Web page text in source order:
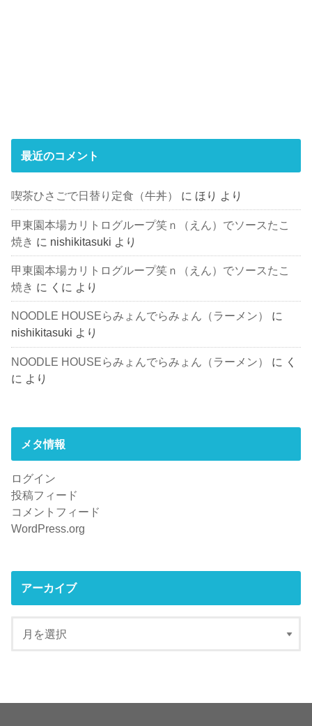
最近のコメント
喫茶ひさごで日替り定食（牛丼） に ほり より
甲東園本場カリトログループ笑ｎ（えん）でソースたこ
焼き に nishikitasuki より
甲東園本場カリトログループ笑ｎ（えん）でソースたこ
焼き に くに より
NOODLE HOUSEらみょんでらみょん（ラーメン）
に
nishikitasuki より
NOODLE HOUSEらみょんでらみょん（ラーメン） に く
に より
メタ情報
ログイン
投稿フィード
コメントフィード
WordPress.org
アーカイブ